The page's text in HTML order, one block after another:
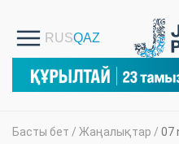
Басты бет / Жаңалықтар / 07